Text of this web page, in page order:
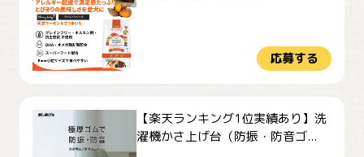
応募する
【楽天ランキング1位実績あり】洗
濯機かさ上げ台（防振・防音ゴ...